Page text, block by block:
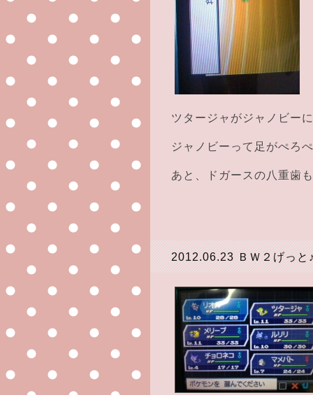
ツタージャがジャノビー
ジャノビーって足がぺろ
あと、ドガースの八重歯
2012.06.23 ＢＷ２げっと